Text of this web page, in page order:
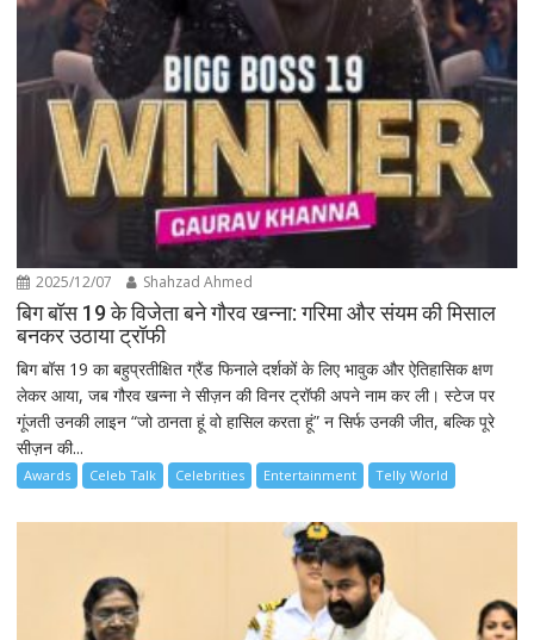
2025/12/07 Shahzad Ahmed
बिग बॉस 19 के विजेता बने गौरव खन्ना: गरिमा और संयम की मिसाल
बनकर उठाया ट्रॉफी
बिग बॉस 19 का बहुप्रतीक्षित ग्रैंड फिनाले दर्शकों के लिए भावुक और ऐतिहासिक क्षण
लेकर आया, जब गौरव खन्ना ने सीज़न की विनर ट्रॉफी अपने नाम कर ली। स्टेज पर
गूंजती उनकी लाइन “जो ठानता हूं वो हासिल करता हूं” न सिर्फ उनकी जीत, बल्कि पूरे
सीज़न की...
Awards Celeb Talk Celebrities Entertainment Telly World